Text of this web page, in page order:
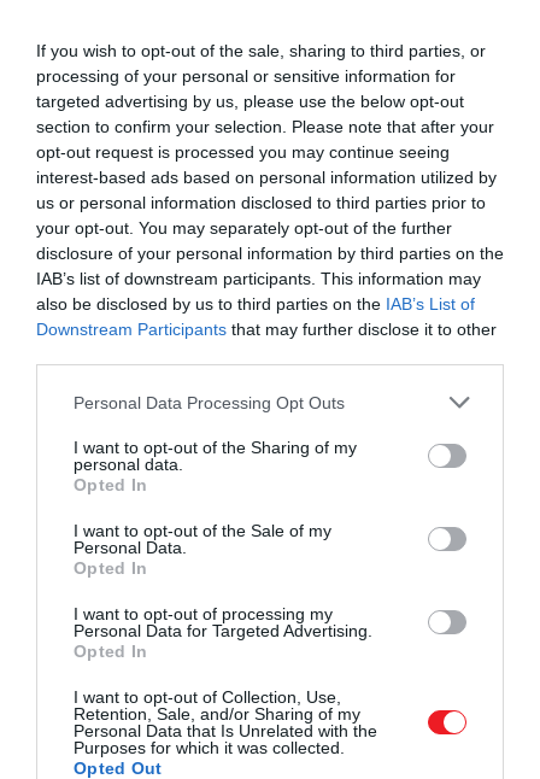
If you wish to opt-out of the sale, sharing to third parties, or
processing of your personal or sensitive information for
targeted advertising by us, please use the below opt-out
section to confirm your selection. Please note that after your
opt-out request is processed you may continue seeing
interest-based ads based on personal information utilized by
us or personal information disclosed to third parties prior to
your opt-out. You may separately opt-out of the further
disclosure of your personal information by third parties on the
IAB’s list of downstream participants. This information may
also be disclosed by us to third parties on the IAB’s List of
Downstream Participants that may further disclose it to other
Please note that this website/app uses one or more Google
not limited to your visit or usage behaviour. You may click to
grant or deny consent to Google and its third-party tags to
use your data for below specified purposes in below Google
consent section.
Personal Data Processing Opt Outs
I want to opt-out of the Sharing of my
personal data.
Opted In
I want to opt-out of the Sale of my
Personal Data.
Opted In
I want to opt-out of processing my
Personal Data for Targeted Advertising.
Opted In
I want to opt-out of Collection, Use,
Retention, Sale, and/or Sharing of my
Personal Data that Is Unrelated with the
Purposes for which it was collected.
Opted Out